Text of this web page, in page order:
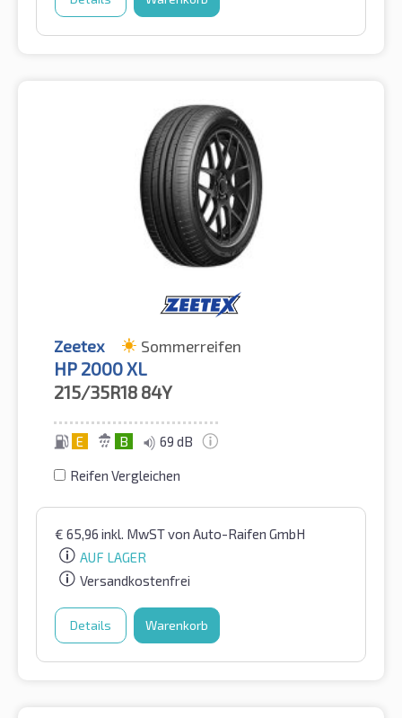
Zeetex Sommerreifen
HP 2000 XL
215/35R18 84Y
E B 69 dB
Reifen Vergleichen
€ 65,96 inkl. MwSTvon Auto-Raifen GmbH
AUF LAGER
Versandkostenfrei
Details Warenkorb